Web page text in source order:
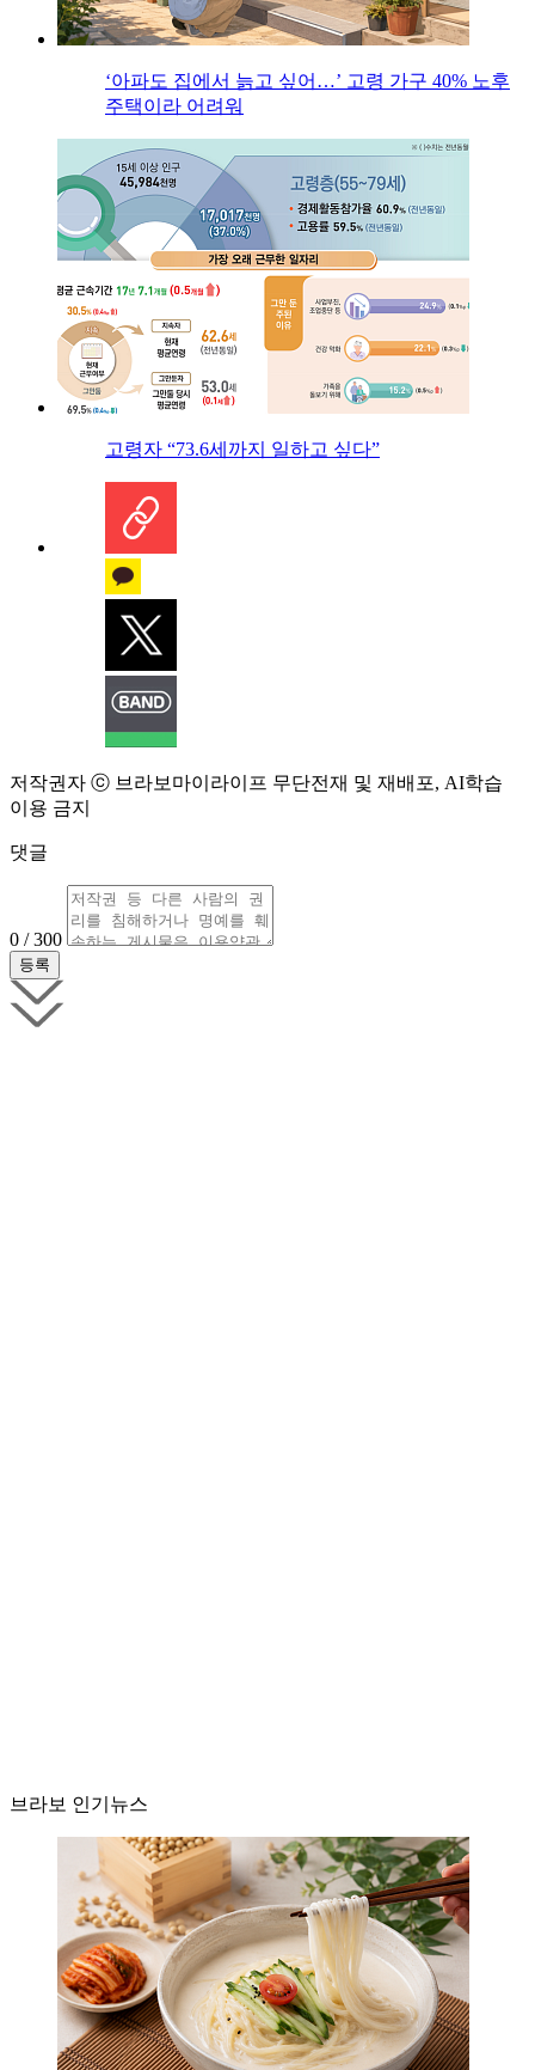
‘아파도 집에서 늙고 싶어…’ 고령 가구 40% 노후
주택이라 어려워
고령자 “73.6세까지 일하고 싶다”
저작권자 ⓒ 브라보마이라이프 무단전재 및 재배포, AI학습
이용 금지
댓글
0 / 300
브라보 인기뉴스